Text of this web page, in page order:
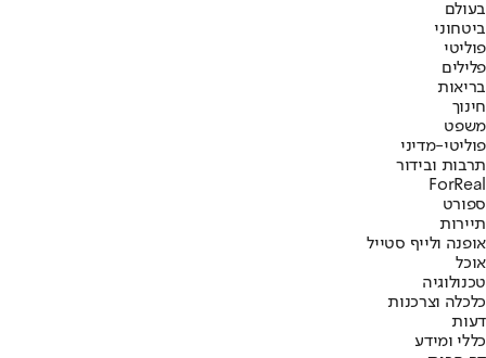
בעולם
ביטחוני
פוליטי
פלילים
בריאות
חינוך
משפט
פוליטי-מדיני
תרבות ובידור
ForReal
ספורט
תיירות
אופנה ולייף סטייל
אוכל
טכנולוגיה
כלכלה וצרכנות
דעות
כללי ומידע